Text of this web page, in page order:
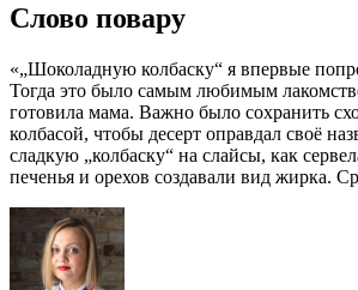
Слово повару
«„Шоколадную колбаску“ я впервые
Тогда это было самым любимым
готовила мама. Важно было сохранить
колбасой, чтобы десерт оправдал своё
сладкую „колбаску“ на слайсы, как
печенья и орехов создавали вид жирка.